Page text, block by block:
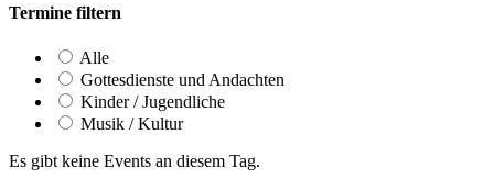
Termine filtern
Alle
Gottesdienste und Andachten
Kinder / Jugendliche
Musik / Kultur
Es gibt keine Events an diesem Tag.